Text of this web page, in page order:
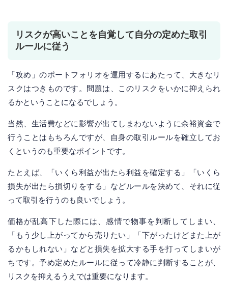
リスクが高いことを自覚して自分の定めた取引
ルールに従う
「攻め」のポートフォリオを運用するにあたって、大きなリ
スクはつきものです。問題は、このリスクをいかに抑えられ
るかということになるでしょう。
当然、生活費などに影響が出てしまわないように余裕資金で
行うことはもちろんですが、自身の取引ルールを確立してお
くというのも重要なポイントです。
たとえば、「いくら利益が出たら利益を確定する」「いくら
損失が出たら損切りをする」などルールを決めて、それに従
って取引を行うのも良いでしょう。
価格が乱高下した際には、感情で物事を判断してしまい、
「もう少し上がってから売りたい」「下がったけどまた上が
るかもしれない」などと損失を拡大する手を打ってしまいが
ちです。予め定めたルールに従って冷静に判断することが、
リスクを抑えるうえでは重要になります。